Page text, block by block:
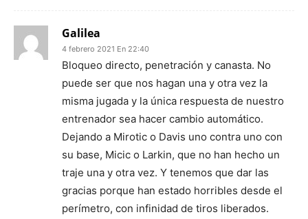
Galilea
4 febrero 2021 En 22:40
Bloqueo directo, penetración y canasta. No
puede ser que nos hagan una y otra vez la
misma jugada y la única respuesta de nuestro
entrenador sea hacer cambio automático.
Dejando a Mirotic o Davis uno contra uno con
su base, Micic o Larkin, que no han hecho un
traje una y otra vez. Y tenemos que dar las
gracias porque han estado horribles desde el
perímetro, con infinidad de tiros liberados.